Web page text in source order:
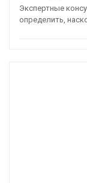
Экспертные
определить,